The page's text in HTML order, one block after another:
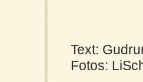
Text:
Fotos: